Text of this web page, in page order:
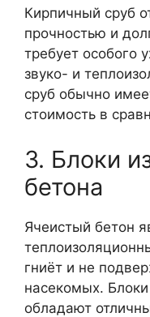
Кирпичный сруб
прочностью и
требует особого
звуко- и
сруб обычно
стоимость в
3. Блоки
бетона
Ячеистый бетон
гниёт и не
насекомых. Блоки
обладают